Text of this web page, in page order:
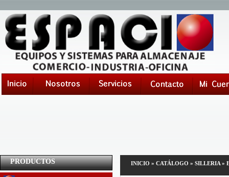
PRODUCTOS INICIO » CATÁLOGO » SILLERIA »